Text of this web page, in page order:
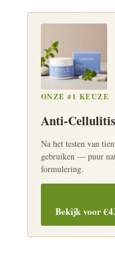
ONZE #1 KEUZE
Anti-
Na het testen van
gebruiken — puur
formulering.
Bekijk voor